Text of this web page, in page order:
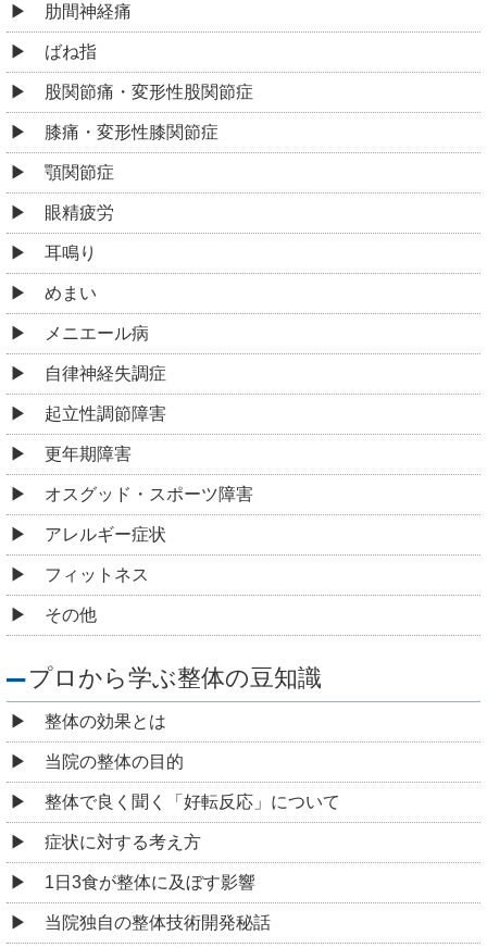
肋間神経痛
ばね指
股関節痛・変形性股関節症
膝痛・変形性膝関節症
顎関節症
眼精疲労
耳鳴り
めまい
メニエール病
自律神経失調症
起立性調節障害
更年期障害
オスグッド・スポーツ障害
アレルギー症状
フィットネス
その他
プロから学ぶ整体の豆知識
整体の効果とは
当院の整体の目的
整体で良く聞く「好転反応」について
症状に対する考え方
1日3食が整体に及ぼす影響
当院独自の整体技術開発秘話